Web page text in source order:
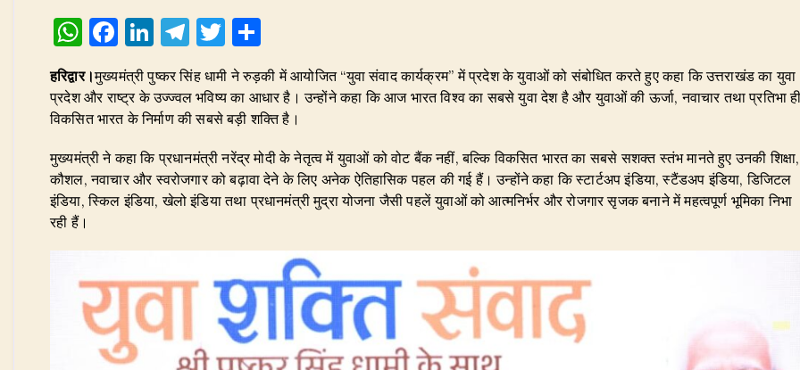
W
at
s
A
p
p
F
a
c
e
b
o
o
Li
k
e
dI
n
T
el
e
g
ra
m
T
w
it
te
r
h
ar
e
हरिद्वार।मुख्यमंत्री पुष्कर सिंह धामी ने रुड़की में आयोजित ‘‘युवा संवाद कार्यक्रम’’ में प्रदेश के युवाओं को संबोधित करते हुए कहा कि उत्तराखंड का युवा
प्रदेश और राष्ट्र के उज्ज्वल भविष्य का आधार है। उन्होंने कहा कि आज भारत विश्व का सबसे युवा देश है और युवाओं की ऊर्जा, नवाचार तथा प्रतिभा
विकसित भारत के निर्माण की सबसे बड़ी शक्ति है।
​मुख्यमंत्री ने कहा कि प्रधानमंत्री नरेंद्र मोदी के नेतृत्व में युवाओं को वोट बैंक नहीं, बल्कि विकसित भारत का सबसे सशक्त स्तंभ मानते हुए उनकी शिक्षा,
कौशल, नवाचार और स्वरोजगार को बढ़ावा देने के लिए अनेक ऐतिहासिक पहल की गई हैं। उन्होंने कहा कि स्टार्टअप इंडिया, स्टैंडअप इंडिया, डिजिटल
इंडिया, स्किल इंडिया, खेलो इंडिया तथा प्रधानमंत्री मुद्रा योजना जैसी पहलें युवाओं को आत्मनिर्भर और रोजगार सृजक बनाने में महत्वपूर्ण भूमिका निभा
रही हैं।